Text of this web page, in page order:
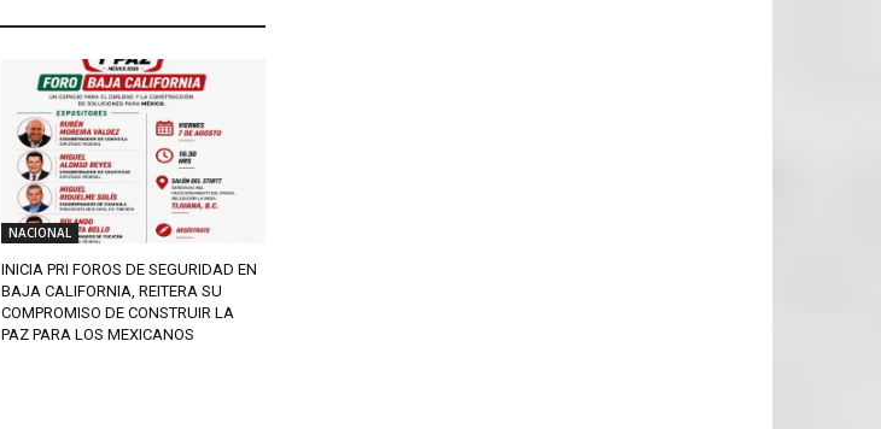
NACIONAL
INICIA PRI FOROS DE SEGURIDAD EN
BAJA CALIFORNIA, REITERA SU
COMPROMISO DE CONSTRUIR LA
PAZ PARA LOS MEXICANOS